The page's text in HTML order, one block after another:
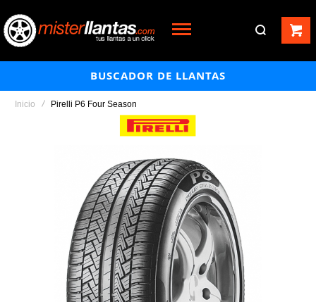
BUSCADOR DE LLANTAS
Inicio Pirelli P6 Four Season